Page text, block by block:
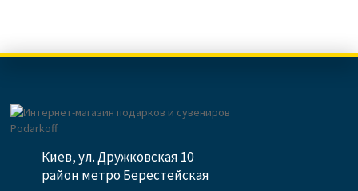
Киев, ул. Дружковская 10
район метро Берестейская